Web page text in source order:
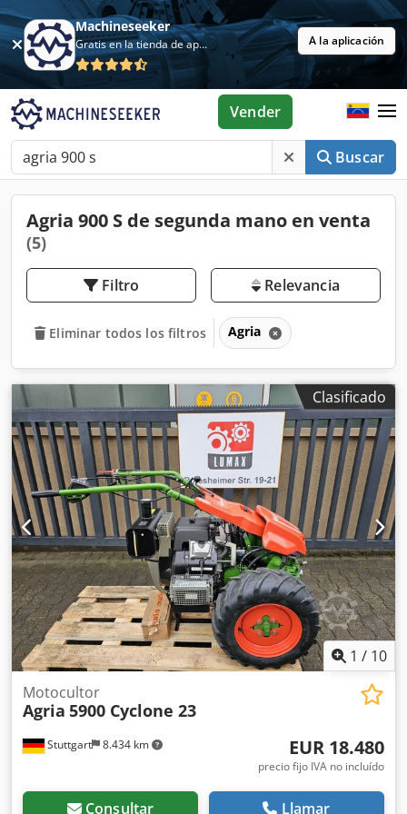
Machineseeker
Gratis en la tienda de aplicaciones A la aplicación
Buscar
Vender
Agria 900 S de segunda mano en venta
(5)
Filtro Relevancia
Eliminar todos los filtros Agria
Clasificado
1 / 10
Stuttgart 8.434 km
Motocultor
Agria 5900 Cyclone 23
EUR 18.480
precio fijo IVA no incluído
Consultar Llamar